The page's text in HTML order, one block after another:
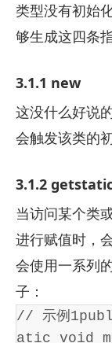
类型没有初始
够生成这四条
3.1.1 new
这没什么好说
会触发该类的初
3.1.2
当访问某个类
进行赋值时，
会使用一系列
子：
// 示例
atic void